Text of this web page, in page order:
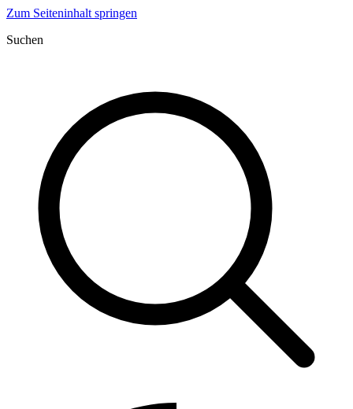
Zum Seiteninhalt springen
Suchen